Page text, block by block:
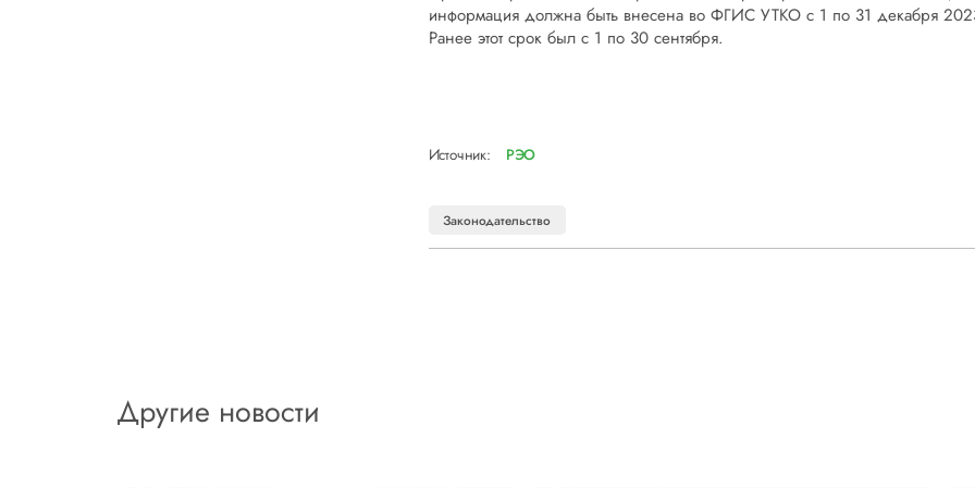
информация должна быть внесена во ФГИС УТКО с 1 по 31 декабря
Ранее этот срок был с 1 по 30 сентября.
Источник: РЭО
Законодательство
Другие новости